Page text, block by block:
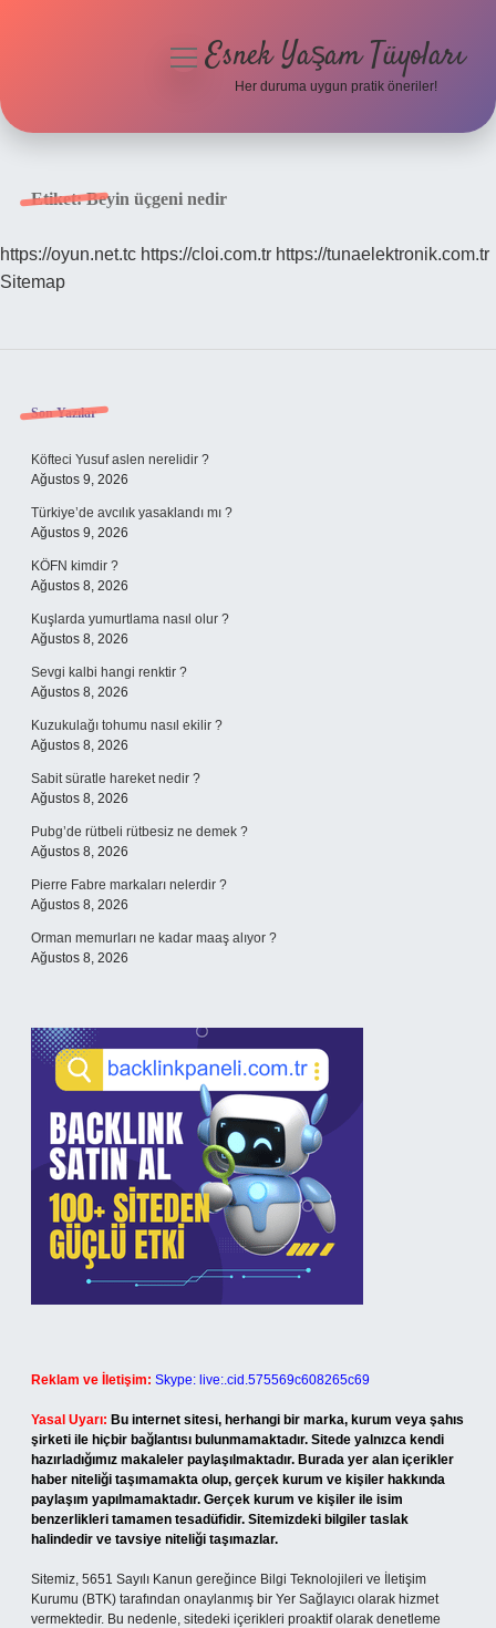
Hakkımızda
menüyüEsnek Yaşam Tüyoları
Her duruma uygun pratik öneriler!
Etiket:Beyin üçgeni nedir
https://oyun.net.tc https://cloi.com.tr https://tunaelektronik.com.tr
Sitemap
Sidebar
Son Yazılar
Köfteci Yusuf aslen nerelidir ?
Ağustos 9, 2026
Türkiye’de avcılık yasaklandı mı ?
Ağustos 9, 2026
KÖFN kimdir ?
Ağustos 8, 2026
Kuşlarda yumurtlama nasıl olur ?
Ağustos 8, 2026
Sevgi kalbi hangi renktir ?
Ağustos 8, 2026
Kuzukulağı tohumu nasıl ekilir ?
Ağustos 8, 2026
Sabit süratle hareket nedir ?
Ağustos 8, 2026
Pubg’de rütbeli rütbesiz ne demek ?
Ağustos 8, 2026
Pierre Fabre markaları nelerdir ?
Ağustos 8, 2026
Orman memurları ne kadar maaş alıyor ?
Ağustos 8, 2026
Reklam ve İletişim: Skype: live:.cid.575569c608265c69
Yasal Uyarı: Bu internet sitesi, herhangi bir marka, kurum veya şahıs
şirketi ile hiçbir bağlantısı bulunmamaktadır. Sitede yalnızca kendi
hazırladığımız makaleler paylaşılmaktadır. Burada yer alan içerikler
haber niteliği taşımamakta olup, gerçek kurum ve kişiler hakkında
paylaşım yapılmamaktadır. Gerçek kurum ve kişiler ile isim
benzerlikleri tamamen tesadüfidir. Sitemizdeki bilgiler taslak
halindedir ve tavsiye niteliği taşımazlar.
Sitemiz, 5651 Sayılı Kanun gereğince Bilgi Teknolojileri ve İletişim
Kurumu (BTK) tarafından onaylanmış bir Yer Sağlayıcı olarak hizmet
vermektedir. Bu nedenle, sitedeki içerikleri proaktif olarak denetleme